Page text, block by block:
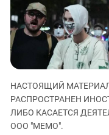
Дагестан
Ингушетия
Кабардино-Балкария
Калмыкия
Карачаево-Черкесия
Краснодарский край
Нагорный Карабах
НАСТОЯЩИЙ
РАСПРОСТРАНЕН
ЛИБО КАСАЕТСЯ
ООО "МЕМО".